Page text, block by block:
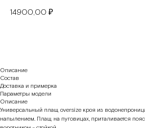
14900,00 ₽
Описание
Состав
Доставка и примерка
Параметры модели
Описание
Универсальный плащ oversize кроя из
напылением. Плащ на пуговицах, приталивается